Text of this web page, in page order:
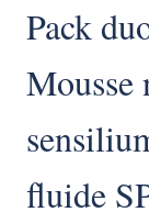
Pack
Mousse
fluide